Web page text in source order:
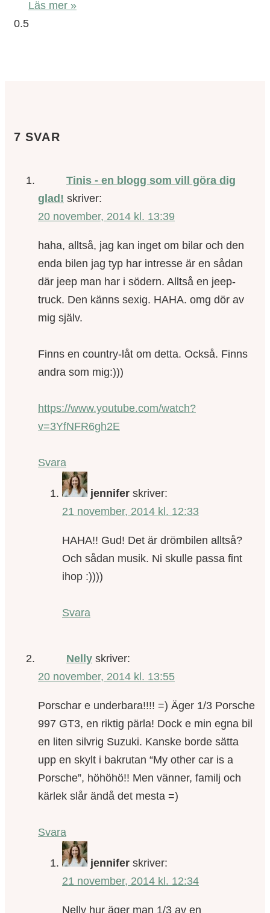
Läs mer »
7 SVAR
Tinis - en blogg som vill göra dig
glad! skriver:
20 november, 2014 kl. 13:39
haha, alltså, jag kan inget om bilar och den
enda bilen jag typ har intresse är en sådan
där jeep man har i södern. Alltså en jeep-
truck. Den känns sexig. HAHA. omg dör av
mig själv.
Finns en country-låt om detta. Också. Finns
andra som mig:)))
https://www.youtube.com/watch?
v=3YfNFR6gh2E
Svara
jennifer skriver:
21 november, 2014 kl. 12:33
HAHA!! Gud! Det är drömbilen alltså?
Och sådan musik. Ni skulle passa fint
ihop :))))
Svara
Nelly skriver:
20 november, 2014 kl. 13:55
Porschar e underbara!!!! =) Äger 1/3 Porsche
997 GT3, en riktig pärla! Dock e min egna bil
en liten silvrig Suzuki. Kanske borde sätta
upp en skylt i bakrutan “My other car is a
Porsche”, höhöhö!! Men vänner, familj och
kärlek slår ändå det mesta =)
Svara
jennifer skriver:
21 november, 2014 kl. 12:34
Nelly hur äger man 1/3 av en